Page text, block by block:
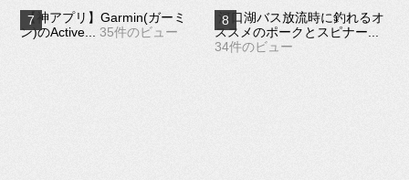
【神アプリ】Garmin(ガーミ
ン)のActive...
35件のビュー
河口湖バス放流時に釣れるオ
ススメのポークとスピナー...
34件のビュー